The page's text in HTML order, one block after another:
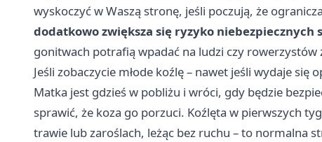
wyskoczyć w Waszą stronę, jeśli poczują, że
dodatkowo zwiększa się ryzyko niebezpiecznych
gonitwach potrafią wpadać na ludzi czy rowerzystów
Jeśli zobaczycie młode koźlę – nawet jeśli wydaje się
Matka jest gdzieś w pobliżu i wróci, gdy będzie
sprawić, że koza go porzuci. Koźlęta w pierwszych
trawie lub zaroślach, leżąc bez ruchu – to normalna